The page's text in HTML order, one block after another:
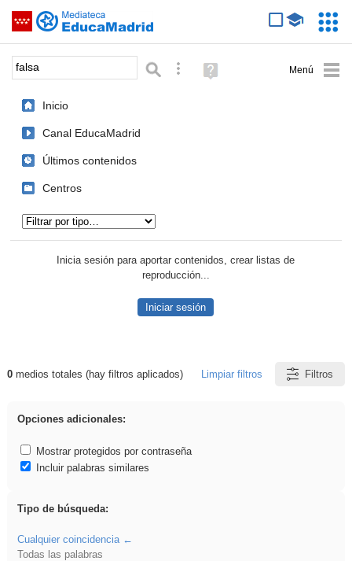
Saltar navegación
Palabra o frase: Búsqueda avanzada
Ayuda
(en
Inicio
Canal EducaMadrid
Últimos contenidos
Centros
Inicia sesión para aportar contenidos, crear listas de
reproducción...
Iniciar sesión
Resultados de: falsa
0medios totales (hay filtros aplicados) Limpiar filtros Filtros
Opciones adicionales:
Mostrar protegidos por contraseña
Incluir palabras similares
Tipo de búsqueda:
Cualquier coincidencia
Todas las palabras